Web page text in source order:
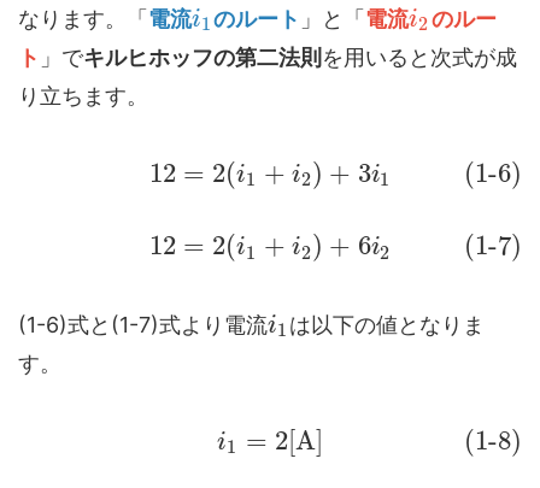
なります。「電流i1のルート 」と「電流i2のルー
ト 」でキルヒホッフの第二法則 を用いると次式が成
り立ちます。
12
12
=
=
2(i1 + i2) + 3i1
2(i1 + i2) + 6i2
(1-6)
(1-7)
(1-6)式と(1-7)式より電流i1 は以下の値となりま
す。
i1 = 2[A] (1-8)